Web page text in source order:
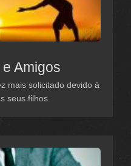
Amigos
mais solicitado devido à
seus filhos.